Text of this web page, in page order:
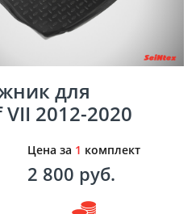
для
2012-2020
Цена за 1 комплект
2 800 руб.